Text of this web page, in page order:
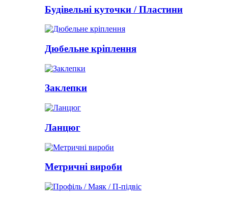
Будівельні куточки / Пластини
Дюбельне кріплення
Заклепки
Ланцюг
Метричні вироби